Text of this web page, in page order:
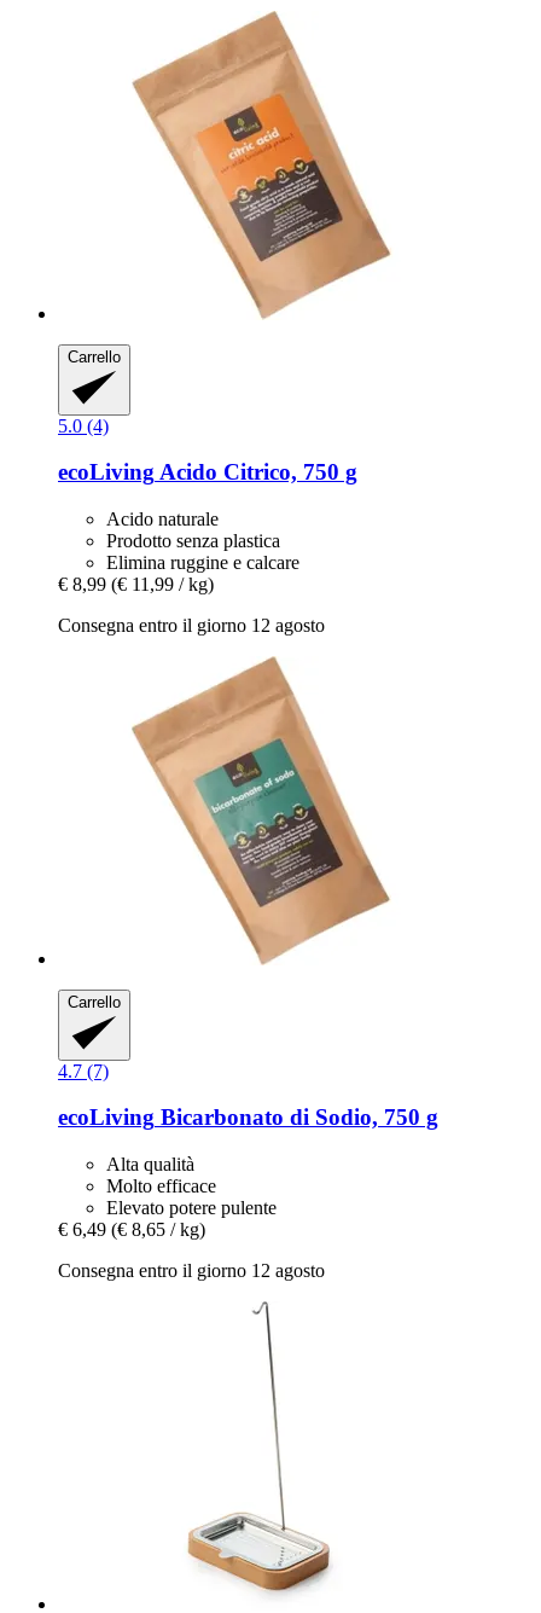
Carrello
5.0 (4)
ecoLivingAcido Citrico, 750 g
Acido naturale
Prodotto senza plastica
Elimina ruggine e calcare
€ 8,99 (€ 11,99 / kg)
Consegna entro il giorno 12 agosto
Carrello
4.7 (7)
ecoLiving Bicarbonato di Sodio, 750 g
Alta qualità
Molto efficace
Elevato potere pulente
€ 6,49 (€ 8,65 / kg)
Consegna entro il giorno 12 agosto